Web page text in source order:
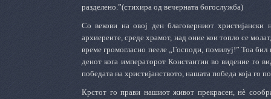
разделено.”(стихира од вечерната богослужба)
Со векови на овој ден благоверниот
архиереите, среде храмот, над оние кои топло се
време громогласно пееле „Господи, помилуј!” Тоа бил
денот кога императорот Константин во видение го
победата на христијанството, нашата победа која го
Крстот го прави нашиот живот прекрасен, нѐ